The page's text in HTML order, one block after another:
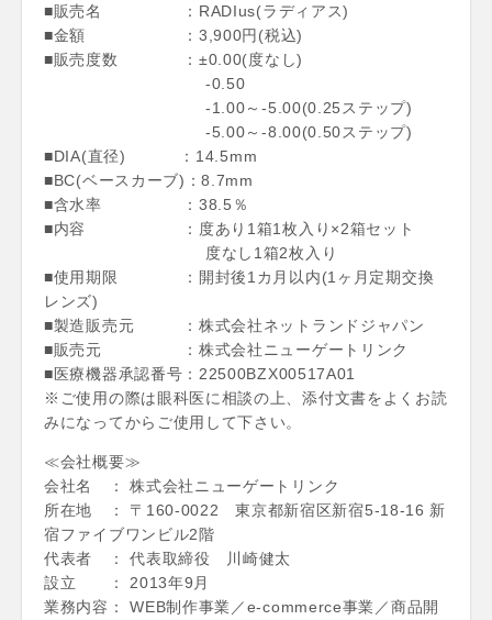
■販売名 ：RADIus(ラディアス)
■金額 ：3,900円(税込)
■販売度数 ：±0.00(度なし)
-0.50
-1.00～-5.00(0.25ステップ)
-5.00～-8.00(0.50ステップ)
■DIA(直径) ：14.5mm
■BC(ベースカーブ)：8.7mm
■含水率 ：38.5％
■内容 ：度あり1箱1枚入り×2箱セット
度なし1箱2枚入り
■使用期限 ：開封後1カ月以内(1ヶ月定期交換
レンズ)
■製造販売元 ：株式会社ネットランドジャパン
■販売元 ：株式会社ニューゲートリンク
■医療機器承認番号：22500BZX00517A01
※ご使用の際は眼科医に相談の上、添付文書をよくお読
みになってからご使用して下さい。
≪会社概要≫
会社名 ： 株式会社ニューゲートリンク
所在地 ： 〒160-0022 東京都新宿区新宿5-18-16 新
宿ファイブワンビル2階
代表者 ： 代表取締役 川崎健太
設立 ： 2013年9月
業務内容： WEB制作事業／e-commerce事業／商品開